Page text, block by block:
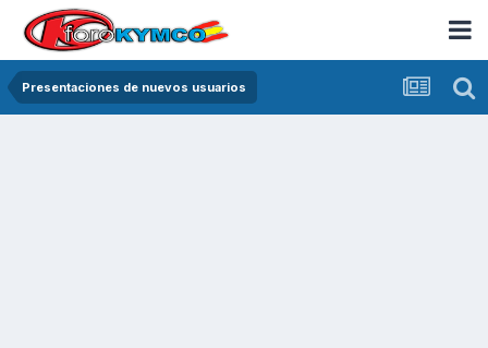
Presentaciones de nuevos usuarios